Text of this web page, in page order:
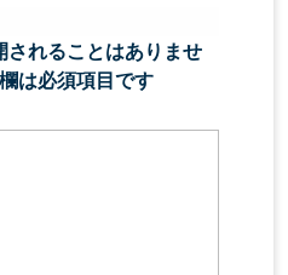
されることはありませ
は必須項目です